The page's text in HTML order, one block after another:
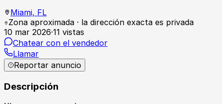
Miami, FL
Zona aproximada · la dirección exacta es privada
10 mar 2026·11 vistas
Chatear con el vendedor
Llamar
Reportar anuncio
Descripción